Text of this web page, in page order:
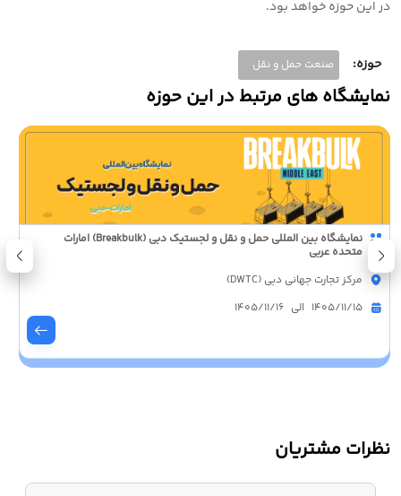
در این حوزه خواهد بود.
حوزه: صنعت حمل و نقل
نمایشگاه های مرتبط در این حوزه
نمایشگاه بین المللی حمل و نقل و لجستیک دبی (Breakbulk) امارات
متحده عربی
مرکز تجارت جهانی دبی (DWTC)
1405/11/15 الی 1405/11/16
نظرات مشتریان